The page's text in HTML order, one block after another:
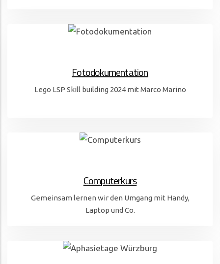
Fotodokumentation
Lego LSP Skill building 2024 mit Marco Marino
Computerkurs
Gemeinsam lernen wir den Umgang mit Handy,
Laptop und Co.